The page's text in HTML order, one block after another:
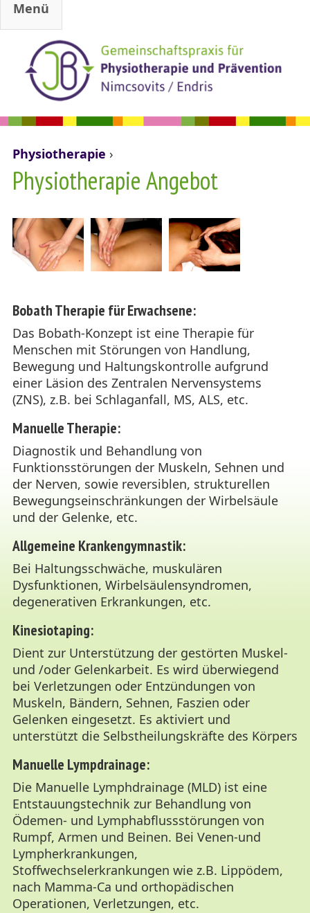
Menü
Sie sind hier
Physiotherapie ›
Physiotherapie Angebot
Bobath Therapie für Erwachsene:
Das Bobath-Konzept ist eine Therapie für
Menschen mit Störungen von Handlung,
Bewegung und Haltungskontrolle aufgrund
einer Läsion des Zentralen Nervensystems
(ZNS), z.B. bei Schlaganfall, MS, ALS, etc.
Manuelle Therapie:
Diagnostik und Behandlung von
Funktionsstörungen der Muskeln, Sehnen und
der Nerven, sowie reversiblen, strukturellen
Bewegungseinschränkungen der Wirbelsäule
und der Gelenke, etc.
Allgemeine Krankengymnastik:
Bei Haltungsschwäche, muskulären
Dysfunktionen, Wirbelsäulensyndromen,
degenerativen Erkrankungen, etc.
Kinesiotaping:
Dient zur Unterstützung der gestörten Muskel-
und /oder Gelenkarbeit. Es wird überwiegend
bei Verletzungen oder Entzündungen von
Muskeln, Bändern, Sehnen, Faszien oder
Gelenken eingesetzt. Es aktiviert und
unterstützt die Selbstheilungskräfte des Körpers
Manuelle Lympdrainage:
Die Manuelle Lymphdrainage (MLD) ist eine
Entstauungstechnik zur Behandlung von
Ödemen- und Lymphabflussstörungen von
Rumpf, Armen und Beinen. Bei Venen-und
Lympherkrankungen,
Stoffwechselerkrankungen wie z.B. Lippödem,
nach Mamma-Ca und orthopädischen
Operationen, Verletzungen, etc.